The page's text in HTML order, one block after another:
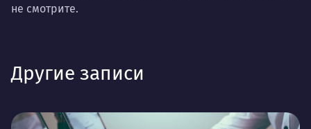
не смотрите.
Другие записи